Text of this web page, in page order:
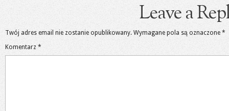
Leave a
Twój adres email nie zostanie opublikowany. Wymagane pola są oznaczone *
Komentarz *